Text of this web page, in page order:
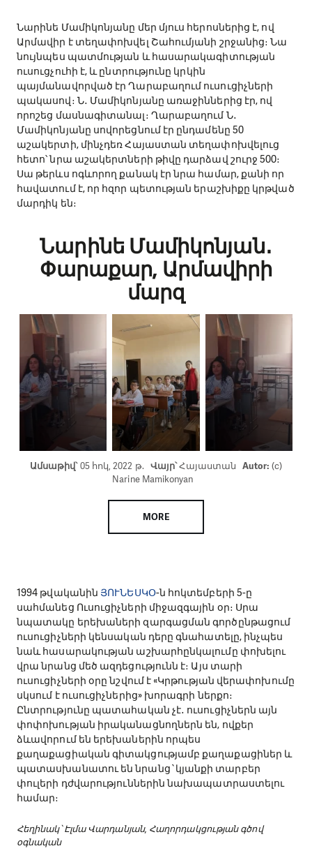
Նարինե Մամիկոնյանը մեր մյուս հերոսներից է, ով
Արմավիր է տեղափոխվել Շահումյանի շրջանից։ Նա
նույնպես պատմության և հասարակագիտության
ուսուցչուհի է, և ընտրությունը կրկին
պայմանավորված էր Ղարաբաղում ուսուցիչների
պակասով։ Ն․ Մամիկոնյանը առաջիններից էր, ով
որոշեց մասնագիտանալ։ Ղարաբաղում Ն․
Մամիկոնյանը սովորեցնում էր ընդամենը 50
աշակերտի, մինչդեռ Հայաստան տեղափոխվելուց
հետո՝ նրա աշակերտների թիվը դարձավ շուրջ 500։
Սա թերևս ոգևորող քանակ էր նրա համար, քանի որ
հավատում է, որ հզոր պետության երաշխիքը կրթված
մարդիկ են։
Նարինե Մամիկոնյան․
Փարաքար, Արմավիրի
մարզ
Ամսաթիվ՝05 հոկ, 2022 թ. Վայր՝Հայաստան Autor: (c)
Narine Mamikonyan
MORE
1994 թվականին ՅՈՒՆԵՍԿՕ-ն հոկտեմբերի 5-ը
սահմանեց Ուսուցիչների միջազգային օր։ Սրա
նպատակը երեխաների զարգացման գործընթացում
ուսուցիչների կենսական դերը գնահատելը, ինչպես
նաև հասարակության աշխարհընկալումը փոխելու
վրա նրանց մեծ ազդեցությունն է։ Այս տարի
ուսուցիչների օրը նշվում է «Կրթության վերափոխումը
սկսում է ուսուցիչներից» խորագրի ներքո։
Ընտրությունը պատահական չէ․ ուսուցիչներն այն
փոփոխության իրականացնողներն են, ովքեր
ձևավորում են երեխաներին որպես
քաղաքացիական գիտակցությամբ քաղաքացիներ և
պատասխանատու են նրանց`կյանքի տարբեր
փուլերի դժվարություններին նախապատրաստելու
համար։
Հեղինակ՝ Էլմա Վարդանյան, Հաղորդակցության գծով
օգնական